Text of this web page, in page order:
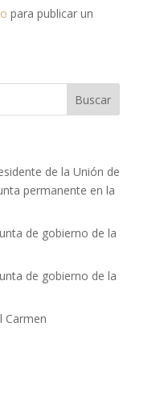
para publicar un
de la Unión de
permanente en la
de gobierno de la
de gobierno de la
Carmen